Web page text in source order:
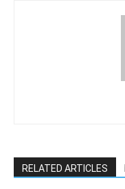
RELATED ARTICLES